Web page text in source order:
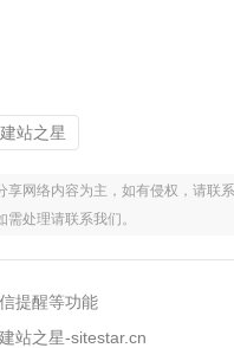
建站之星
享网络内容为主，如有侵权，请
处理请联系我们。
提醒等功能
站之星-sitestar.cn